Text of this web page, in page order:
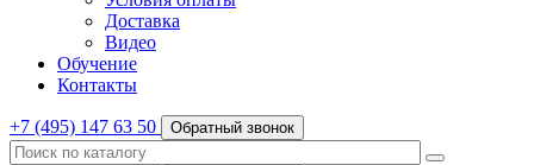
Доставка
Видео
Обучение
Контакты
+7 (495) 147 63 50 Обратный звонок